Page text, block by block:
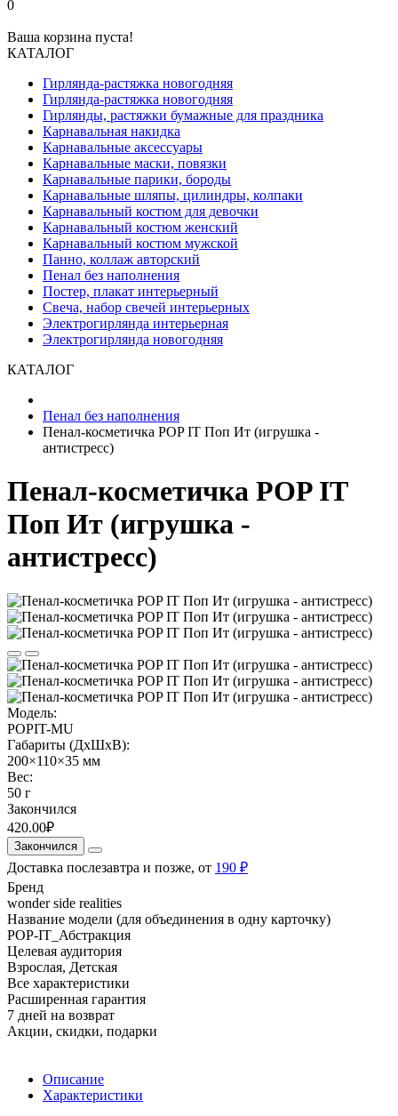
0
Ваша корзина пуста!
КАТАЛОГ
Гирлянда-растяжка новогодняя
Гирлянда-растяжка новогодняя
Гирлянды, растяжки бумажные для праздника
Карнавальная накидка
Карнавальные аксессуары
Карнавальные маски, повязки
Карнавальные парики, бороды
Карнавальные шляпы, цилиндры, колпаки
Карнавальный костюм для девочки
Карнавальный костюм женский
Карнавальный костюм мужской
Панно, коллаж авторский
Пенал без наполнения
Постер, плакат интерьерный
Свеча, набор свечей интерьерных
Электрогирлянда интерьерная
Электрогирлянда новогодняя
КАТАЛОГ
Пенал без наполнения
Пенал-косметичка POP IT Поп Ит (игрушка -
антистресс)
Пенал-косметичка POP IT
Поп Ит (игрушка -
антистресс)
Модель:
POPIT-MU
Габариты (ДхШхВ):
200×110×35 мм
Вес:
50 г
Закончился
420.00₽
Закончился
Доставка послезавтра и позже, от 190 ₽
Бренд
wonder side realities
Название модели (для объединения в одну карточку)
POP-IT_Абстракция
Целевая аудитория
Взрослая, Детская
Все характеристики
Расширенная гарантия
7 дней на возврат
Акции, скидки, подарки
Описание
Характеристики